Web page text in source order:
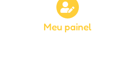
Meu painel